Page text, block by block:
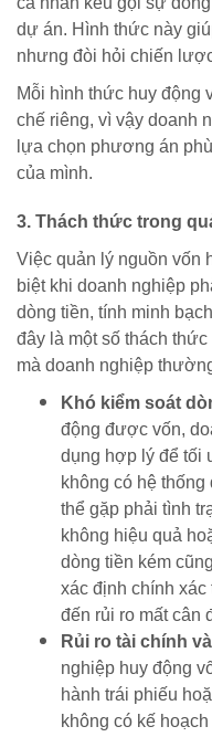
dự án. Hình thức này
nhưng đòi hỏi chiến
Mỗi hình thức huy động
chế riêng, vì vậy doanh
lựa chọn phương án
của mình.
3. Thách thức trong
Việc quản lý nguồn vốn
biệt khi doanh nghiệp
dòng tiền, tính minh
đây là một số thách
mà doanh nghiệp
Khó kiểm soát
động được vốn,
dụng hợp lý để tối
không có hệ
thể gặp phải tình
không hiệu quả
dòng tiền kém
xác định chính xác
đến rủi ro mất cân
Rủi ro tài chính
nghiệp huy động
hành trái phiếu
không có kế